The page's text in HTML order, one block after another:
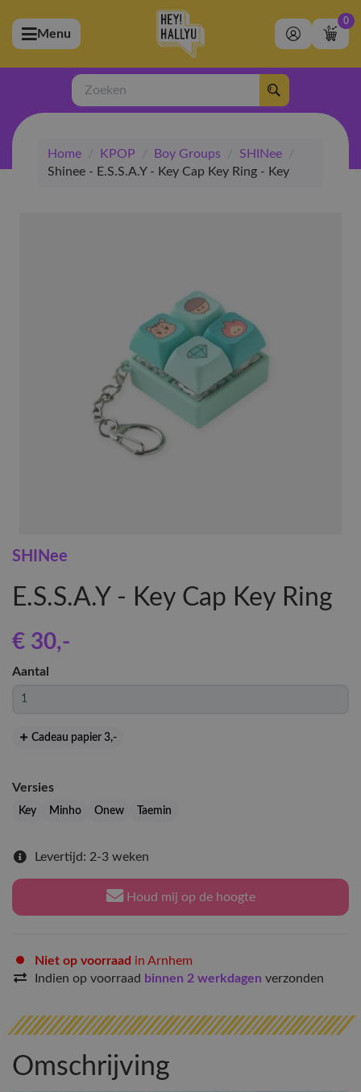
(Artiesten)
(Merchandise)
(Exclusive)
(Winkel)
Menu
0
Zoeken
Home / KPOP / Boy Groups / SHINee
/
Shinee - E.S.S.A.Y - Key Cap Key Ring - Key
SHINee
E.S.S.A.Y - Key Cap Key Ring
€ 30,-
Aantal
Cadeau papier 3,-
Versies
Key Minho Onew Taemin
Levertijd: 2-3 weken
Houd mij op de hoogte
Niet op voorraad in Arnhem
Indien op voorraad binnen 2 werkdagen verzonden
Omschrijving